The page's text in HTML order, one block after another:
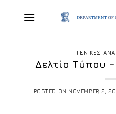
ΓΕΝΙΚΕΣ
Δελτίο Τύπου
POSTED ON NOVEMBER 2,